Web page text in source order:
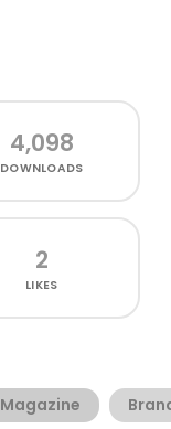
4,098
DOWNLOADS
2
LIKES
Magazine